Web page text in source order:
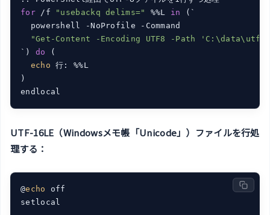
for /f "usebackq delims=" %%L in
(`
  powershell -NoProfile -Command
"Get-Content -Encoding UTF8 -Path
`) do
(
echo 行: %%L
)
UTF-16LE（Windowsメモ帳「Unicode」）ファイルを行処
理する：
@echo
off
setlocal